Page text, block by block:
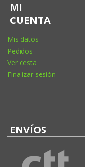
MI
CUENTA
Mis datos
Pedidos
Ver cesta
Finalizar sesión
ENVÍOS